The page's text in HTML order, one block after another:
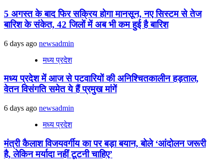
5 अगस्त के बाद फिर सक्रिय होगा मानसून, नए सिस्टम से तेज
बारिश के संकेत, 42 जिलों में अब भी कम हुई है बारिश
6 days ago newsadmin
मध्य प्रदेश
मध्य प्रदेश में आज से पटवारियों की अनिश्चितकालीन हड़ताल,
वेतन विसंगति समेत ये हैं प्रमुख मांगें
6 days ago newsadmin
मध्य प्रदेश
मंत्री कैलाश विजयवर्गीय का पर बड़ा बयान, बोले ‘आंदोलन जरूरी
है, लेकिन मर्यादा नहीं टूटनी चाहिए’